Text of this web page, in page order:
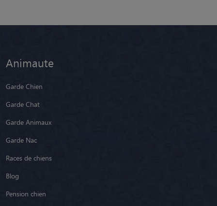
Animaute
Garde Chien
Garde Chat
Garde Animaux
Garde Nac
Races de chiens
Blog
Pension chien